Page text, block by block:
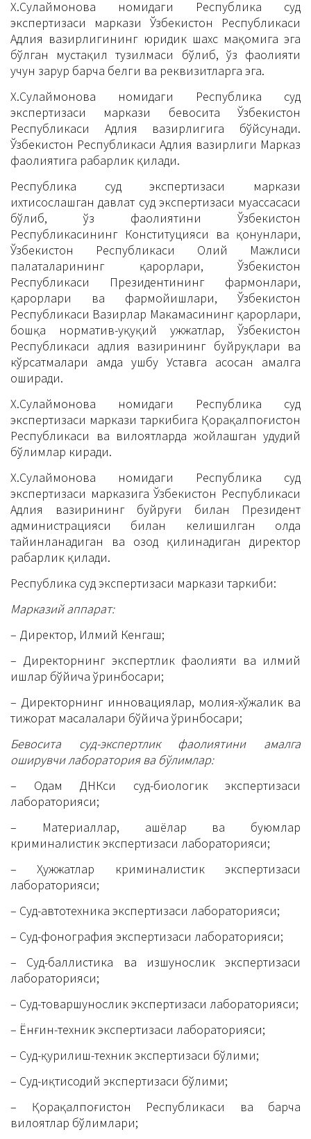
Х.Сулаймонова номидаги Республика суд
экспертизаси маркази Ўзбекистон Республикаси
Адлия вазирлигининг юридик шахс мақомига эга
бўлган мустақил тузилмаси бўлиб, ўз фаолияти
учун зарур барча белги ва реквизитларга эга.
Х.Сулаймонова номидаги Республика суд
экспертизаси маркази бевосита Ўзбекистон
Республикаси Адлия вазирлигига бўйсунади.
Ўзбекистон Республикаси Адлия вазирлиги Марказ
фаолиятига раҳбарлик қилади.
Республика суд экспертизаси маркази
ихтисослашган давлат суд экспертизаси муассасаси
бўлиб, ўз фаолиятини Ўзбекистон
Республикасининг Конституцияси ва қонунлари,
Ўзбекистон Республикаси Олий Мажлиси
палаталарининг қарорлари, Ўзбекистон
Республикаси Президентининг фармонлари,
қарорлари ва фармойишлари, Ўзбекистон
Республикаси Вазирлар Маҳкамасининг қарорлари,
бошқа норматив-ҳуқуқий ҳужжатлар, Ўзбекистон
Республикаси адлия вазирининг буйруқлари ва
кўрсатмалари ҳамда ушбу Уставга асосан амалга
оширади.
Х.Сулаймонова номидаги Республика суд
экспертизаси маркази таркибига Қорақалпоғистон
Республикаси ва вилоятларда жойлашган ҳудудий
бўлимлар киради.
Х.Сулаймонова номидаги Республика суд
экспертизаси марказига Ўзбекистон Республикаси
Адлия вазирининг буйруғи билан Президент
администрацияси билан келишилган ҳолда
тайинланадиган ва озод қилинадиган директор
раҳбарлик қилади.
Республика суд экспертизаси маркази таркиби:
Марказий аппарат:
– Директор, Илмий Кенгаш;
– Директорнинг экспертлик фаолияти ва илмий
ишлар бўйича ўринбосари;
– Директорнинг инновациялар, молия-хўжалик ва
тижорат масалалари бўйича ўринбосари;
Бевосита суд-экспертлик фаолиятини амалга
оширувчи лаборатория ва бўлимлар:
– Одам ДНКси суд-биологик экспертизаси
лабораторияси;
– Материаллар, ашёлар ва буюмлар
криминалистик экспертизаси лабораторияси;
– Ҳужжатлар криминалистик экспертизаси
лабораторияси;
– Суд-автотехника экспертизаси лабораторияси;
– Суд-фонография экспертизаси лабораторияси;
– Суд-баллистика ва изшунослик экспертизаси
лабораторияси;
– Суд-товаршунослик экспертизаси лабораторияси;
– Ёнғин-техник экспертизаси лабораторияси;
– Суд-қурилиш-техник экспертизаси бўлими;
– Суд-иқтисодий экспертизаси бўлими;
– Қорақалпоғистон Республикаси ва барча
вилоятлар бўлимлари;